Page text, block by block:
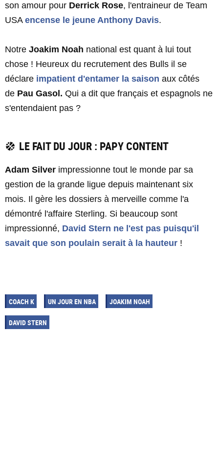
son amour pour Derrick Rose, l'entraineur de Team
USA encense le jeune Anthony Davis.
Notre Joakim Noah national est quant à lui tout
chose ! Heureux du recrutement des Bulls il se
déclare impatient d'entamer la saison aux côtés
de Pau Gasol. Qui a dit que français et espagnols ne
s'entendaient pas ?
LE FAIT DU JOUR : PAPY CONTENT
Adam Silver impressionne tout le monde par sa
gestion de la grande ligue depuis maintenant six
mois. Il gère les dossiers à merveille comme l'a
démontré l'affaire Sterling. Si beaucoup sont
impressionné, David Stern ne l'est pas puisqu'il
savait que son poulain serait à la hauteur !
COACH K UN JOUR EN NBA JOAKIM NOAH
DAVID STERN